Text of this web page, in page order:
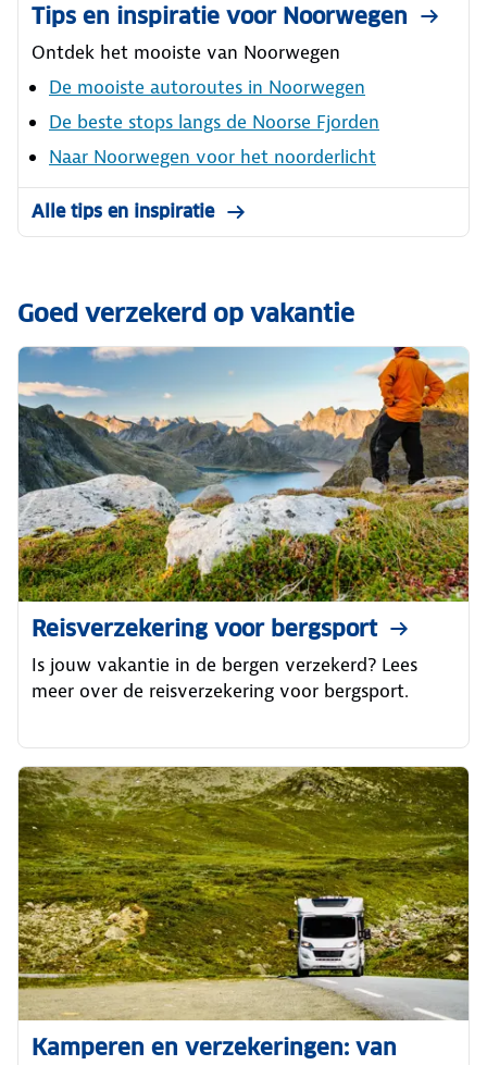
Tips en inspiratie voor Noorwegen
Ontdek het mooiste van Noorwegen
De mooiste autoroutes in Noorwegen
De beste stops langs de Noorse Fjorden
Naar Noorwegen voor het noorderlicht
Alle tips en inspiratie
Goed verzekerd op vakantie
Reisverzekering voor bergsport
Is jouw vakantie in de bergen verzekerd? Lees
meer over de reisverzekering voor bergsport.
Kamperen en verzekeringen: van